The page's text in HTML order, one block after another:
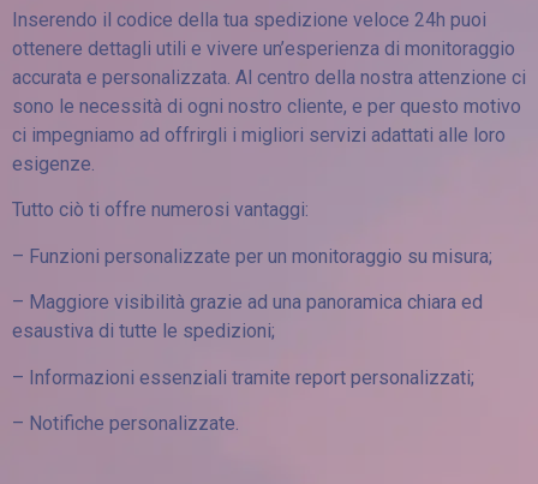
Inserendo il codice della tua spedizione veloce 24h puoi
ottenere dettagli utili e vivere un’esperienza di monitoraggio
accurata e personalizzata. Al centro della nostra attenzione ci
sono le necessità di ogni nostro cliente, e per questo motivo
ci impegniamo ad offrirgli i migliori servizi adattati alle loro
esigenze.
Tutto ciò ti offre numerosi vantaggi:
– Funzioni personalizzate per un monitoraggio su misura;
– Maggiore visibilità grazie ad una panoramica chiara ed
esaustiva di tutte le spedizioni;
– Informazioni essenziali tramite report personalizzati;
– Notifiche personalizzate.